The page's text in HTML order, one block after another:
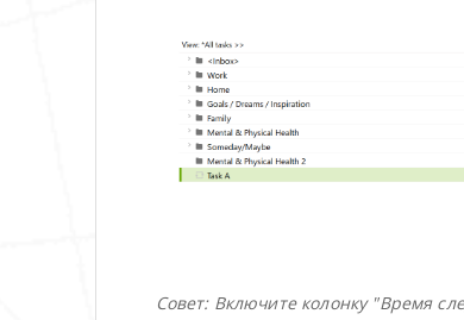
Совет: Включите колонку "Время